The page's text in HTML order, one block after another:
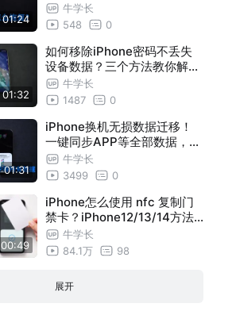
01:24
牛学长
548
0
01:32
如何移除iPhone密码不丢失
设备数据？三个方法教你解决
！ 牛学长
1487
0
01:31
iPhone换机无损数据迁移！
一键同步APP等全部数据，四
种方法完整转移数据！
牛学长
3499
0
00:49
iPhone怎么使用 nfc 复制门
禁卡？iPhone12/13/14方法
通用！
牛学长
84.1万
98
展开